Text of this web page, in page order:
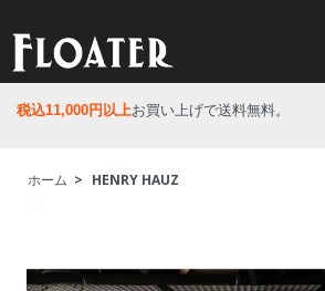
税込11,000円以上お買い上げで送料無料。
ホーム > HENRY HAUZ